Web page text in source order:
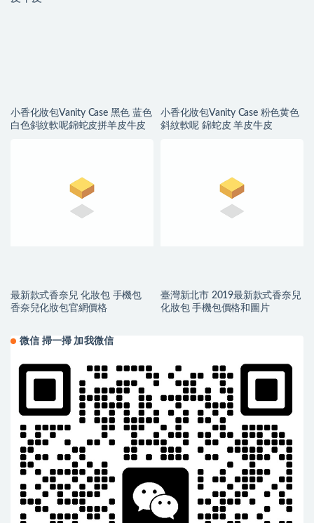
小香化妝包Vanity Case 黑色 蓝色
白色斜紋軟呢錦蛇皮拼羊皮牛皮
小香化妝包Vanity Case 粉色黄色
斜紋軟呢 錦蛇皮 羊皮牛皮
最新款式香奈兒 化妝包 手機包
香奈兒化妝包官網價格
臺灣新北市 2019最新款式香奈兒
化妝包 手機包價格和圖片
微信 掃一掃 加我微信